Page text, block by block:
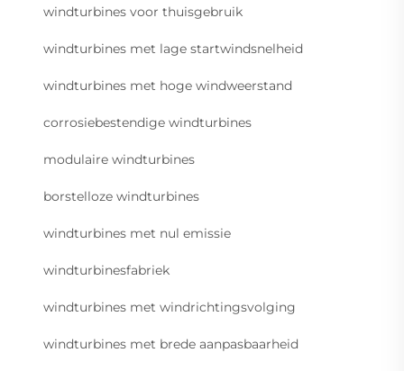
windturbines voor thuisgebruik
windturbines met lage startwindsnelheid
windturbines met hoge windweerstand
corrosiebestendige windturbines
modulaire windturbines
borstelloze windturbines
windturbines met nul emissie
windturbinesfabriek
windturbines met windrichtingsvolging
windturbines met brede aanpasbaarheid